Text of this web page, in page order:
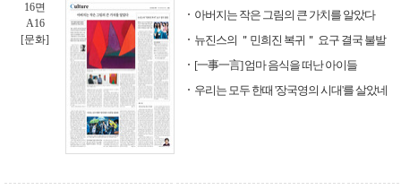
16면
A16
[문화]
아버지는 작은 그림의 큰 가치를 알았다
뉴진스의 ＂민희진 복귀＂ 요구 결국 불발
[一事一言] 엄마 음식을 떠난 아이들
우리는 모두 한때 '장국영의 시대'를 살았네